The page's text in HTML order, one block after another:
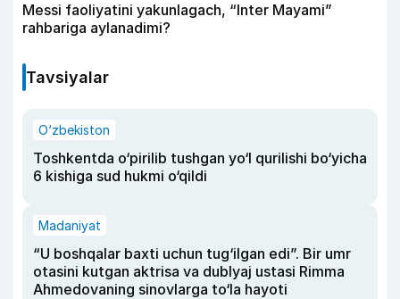
Messi faoliyatini yakunlagach, “Inter Mayami”
rahbariga aylanadimi?
Tavsiyalar
O‘zbekiston
Toshkentda o‘pirilib tushgan yo‘l qurilishi bo‘yicha
6 kishiga sud hukmi o‘qildi
Madaniyat
“U boshqalar baxti uchun tug‘ilgan edi”. Bir umr
otasini kutgan aktrisa va dublyaj ustasi Rimma
Ahmedovaning sinovlarga to‘la hayoti